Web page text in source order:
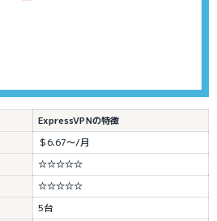
ExpressVPNの特徴
＄6.67～/月
☆☆☆☆☆
☆☆☆☆☆
5台